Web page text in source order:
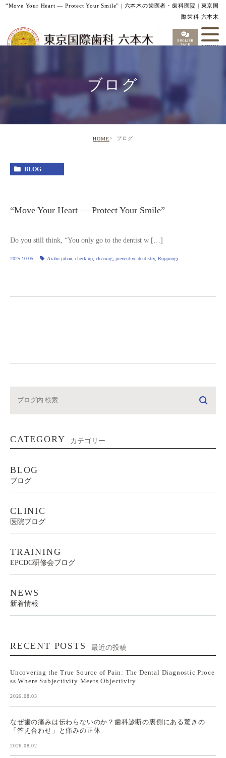
“Move Your Heart — Protect Your Smile” | 六本木の歯医者・歯科医院 | 東京国
際歯科 六本木
ブログ
HOME ブログ
BLOG
“Move Your Heart — Protect Your Smile”
Do you still think, “You only go to the dentist w […]
2025.10.05 Azabu juban check up cleaning preventive dentistry, Roppongi
CATEGORY カテゴリー
BLOG
ブログ
CLINIC
医院ブログ
TRAINING
EPCDC研修会ブログ
NEWS
新着情報
RECENT POSTS 最近の投稿
Uncovering the True Source of Pain: The Dental Diagnostic Proce
ss Where Subjectivity Meets Objectivity
2026.08.03
なぜ歯の痛みは伝わらないのか？歯科診断の裏側にある驚きの
「答え合わせ」と痛みの正体
2026.08.02